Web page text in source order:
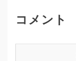
コメント